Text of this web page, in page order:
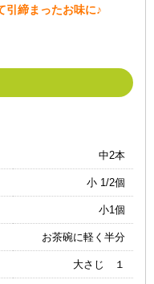
引締まったお味に♪
中2本
小 1/2個
小1個
お茶碗に軽く半分
大さじ １